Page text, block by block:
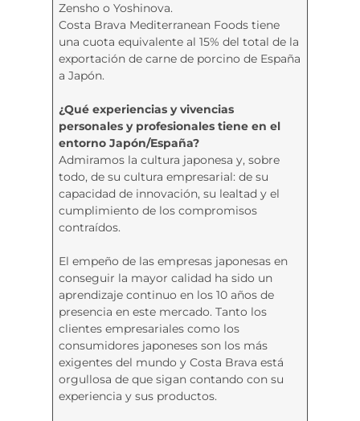
Zensho o Yoshinova.
Costa Brava Mediterranean Foods tiene
una cuota equivalente al 15% del total de la
exportación de carne de porcino de España
a Japón.
¿Qué experiencias y vivencias
personales y profesionales tiene en el
entorno Japón/España?
Admiramos la cultura japonesa y, sobre
todo, de su cultura empresarial: de su
capacidad de innovación, su lealtad y el
cumplimiento de los compromisos
contraídos.
El empeño de las empresas japonesas en
conseguir la mayor calidad ha sido un
aprendizaje continuo en los 10 años de
presencia en este mercado. Tanto los
clientes empresariales como los
consumidores japoneses son los más
exigentes del mundo y Costa Brava está
orgullosa de que sigan contando con su
experiencia y sus productos.